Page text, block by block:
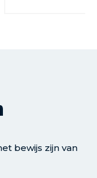
bewijs zijn van